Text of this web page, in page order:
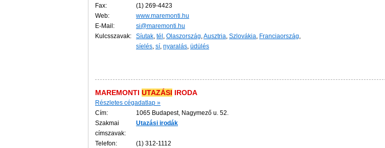
Fax:
(1) 269-4423
Web:
www.maremonti.hu
E-Mail:
si@maremonti.hu
Kulcsszavak:
Síutak, tél , Olaszország,Ausztria, Szlovákia, Franciaország,
síelés, sí, nyaralás, üdülés
MAREMONTI UTAZÁSI IRODA
Részletes cégadatlap »
Cím:
1065 Budapest, Nagymező u. 52.
Szakmai
címszavak:
Utazási irodák
Telefon:
(1) 312-1112